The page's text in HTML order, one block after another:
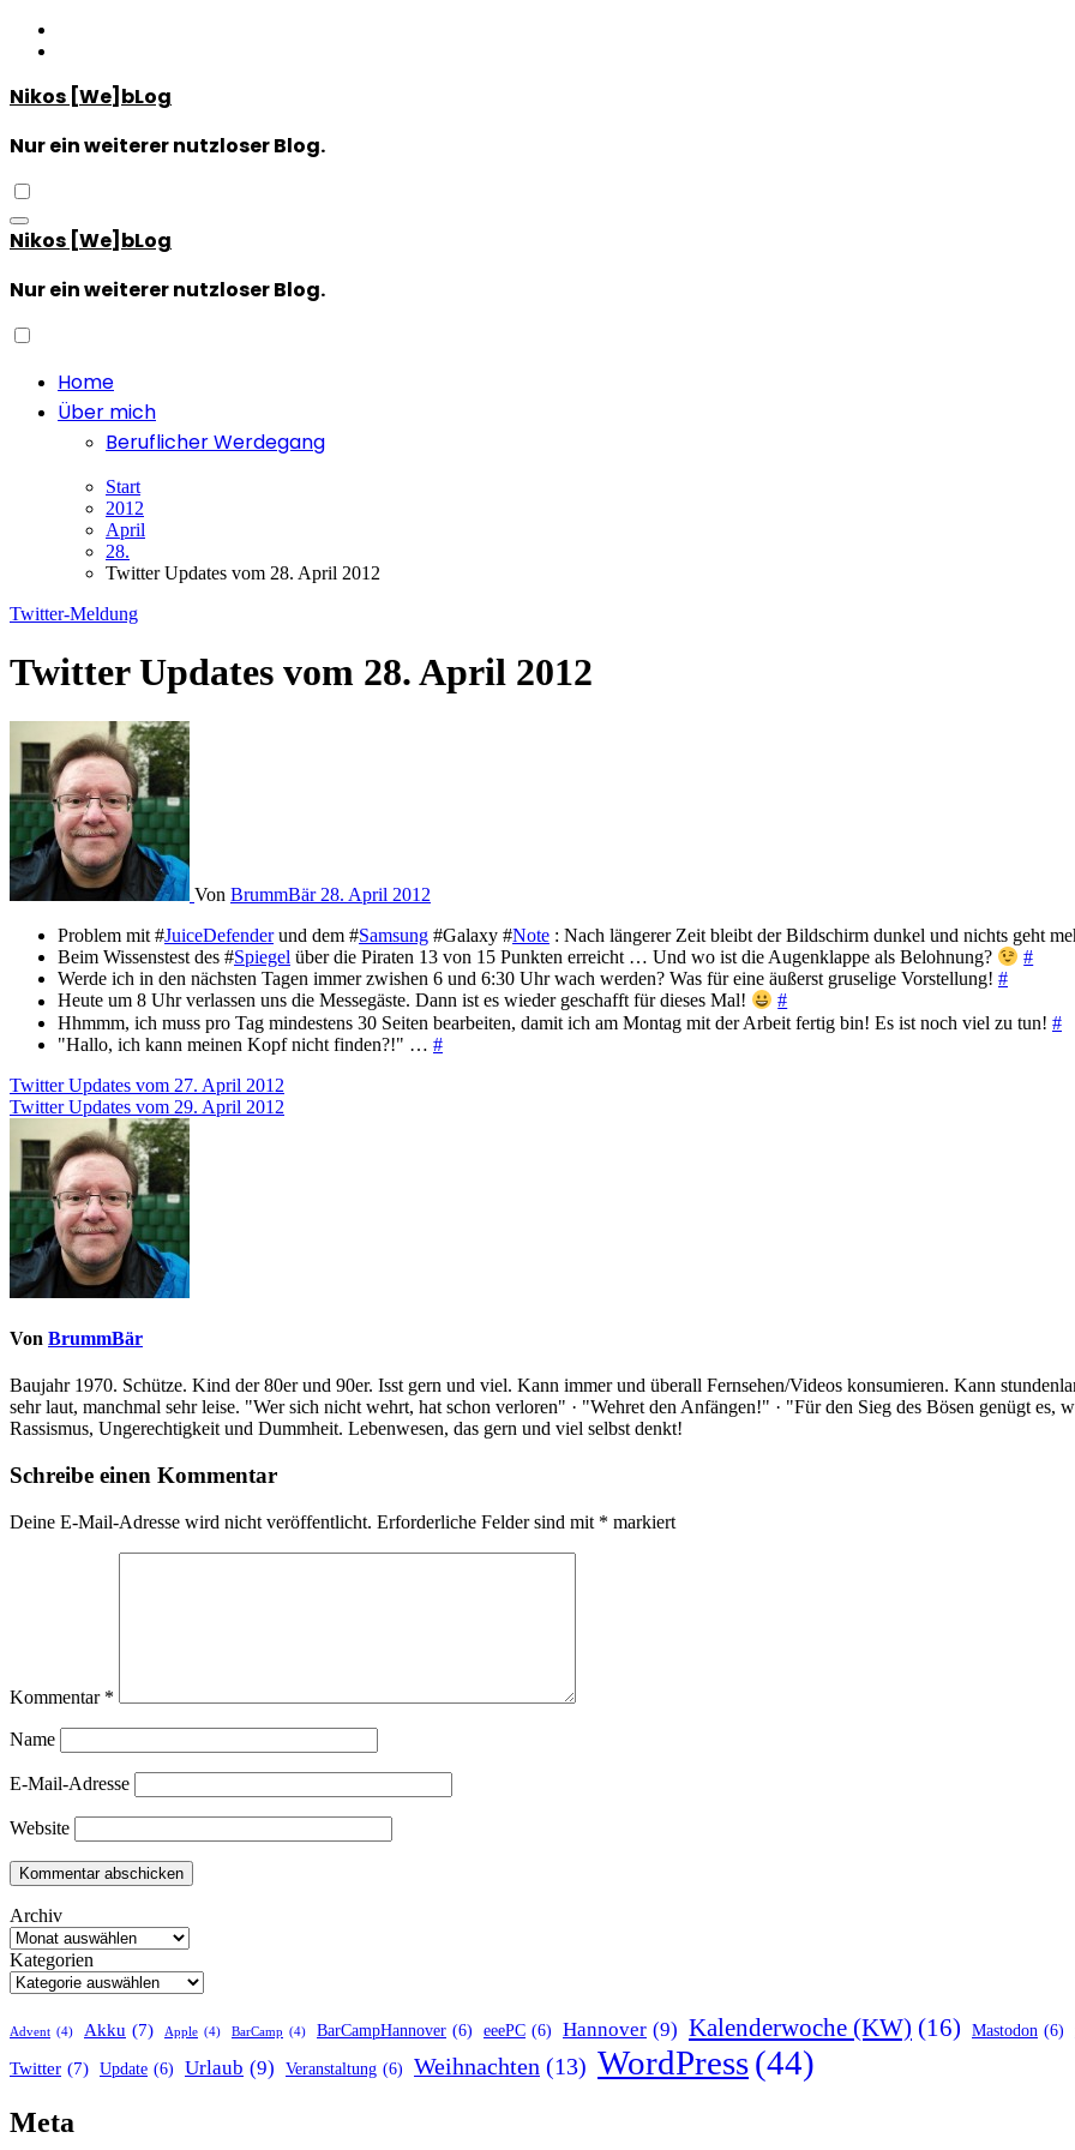
Zum
Inhalt
Nikos [We]bLog
Nur ein weiterer nutzloser Blog.
Nikos [We]bLog
Nur ein weiterer nutzloser Blog.
Home
Über mich
Beruflicher Werdegang
Start
2012
April
28.
Twitter Updates vom 28. April 2012
Twitter-Meldung
Twitter Updates vom 28. April 2012
Von BrummBär 28. April 2012
Problem mit #JuiceDefenderund dem #Samsung #Galaxy #Note : Nach längerer Zeit bleibt der Bildschirm dunkel und nichts geht
Beim Wissenstest des #Spiegel über die Piraten 13 von 15 Punkten erreicht … Und wo ist die Augenklappe als Belohnung?
#
Werde ich in den nächsten Tagen immer zwishen 6 und 6:30 Uhr wach werden? Was für eine äußerst gruselige Vorstellung! #
Heute um 8 Uhr verlassen uns die Messegäste. Dann ist es wieder geschafft für dieses Mal!
#
Hhmmm, ich muss pro Tag mindestens 30 Seiten bearbeiten, damit ich am Montag mit der Arbeit fertig bin! Es ist noch viel zu tun! #
"Hallo, ich kann meinen Kopf nicht finden?!" … #
Beitragsnavigation
Twitter Updates vom 27. April 2012
Twitter Updates vom 29. April 2012
Von BrummBär
Baujahr 1970. Schütze. Kind der 80er und 90er. Isst gern und viel. Kann immer und überall Fernsehen/Videos konsumieren. Kann
sehr laut, manchmal sehr leise. "Wer sich nicht wehrt, hat schon verloren" · "Wehret den Anfängen!" · "Für den Sieg des Bösen genügt es,
Rassismus, Ungerechtigkeit und Dummheit. Lebenwesen, das gern und viel selbst denkt!
Schreibe einen Kommentar
Deine E-Mail-Adresse wird nicht veröffentlicht. Erforderliche Felder sind mit * markiert
Kommentar *
Name
E-Mail-Adresse
Website
Archiv
Kategorien
Advent (4) Akku (7) Apple (4) BarCamp (4) BarCampHannover (6) eeePC (6) Hannover (9) Kalenderwoche (KW) (16) Mastodon (6)
Twitter (7) Update (6) Urlaub (9) Veranstaltung (6) Weihnachten (13) WordPress(44)
Meta